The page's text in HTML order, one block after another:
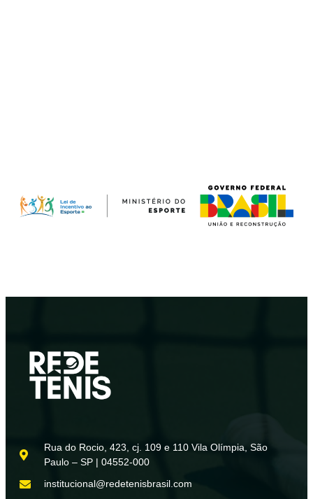
Rua do Rocio, 423, cj. 109 e 110 Vila Olímpia, São
Paulo – SP | 04552-000
institucional@redetenisbrasil.com